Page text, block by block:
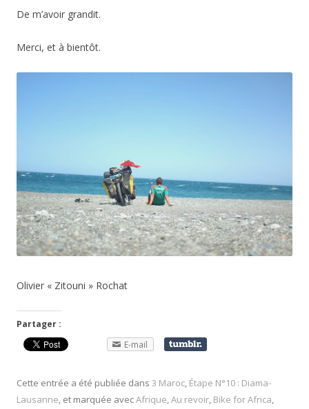
De m’avoir grandit.
Merci, et à bientôt.
Olivier « Zitouni » Rochat
Partager :
E-mail
Cette entrée a été publiée dans 3 Maroc, Étape N°10 : Diama-
Lausanne, et marquée avecAfrique,Au revoir, Bike for Africa,